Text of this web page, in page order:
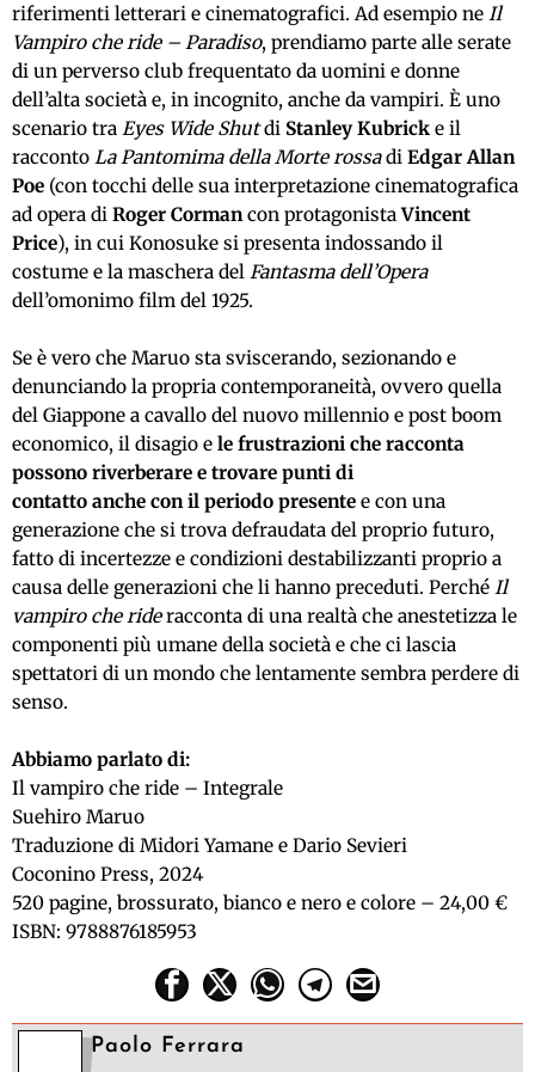
riferimenti letterari e cinematografici. Ad esempio ne Il
Vampiro che ride – Paradiso, prendiamo parte alle serate
di un perverso club frequentato da uomini e donne
dell’alta società e, in incognito, anche da vampiri. È uno
scenario tra Eyes Wide Shutdi Stanley Kubrick e il
racconto La Pantomima della Morte rossadi Edgar Allan
Poe (con tocchi delle sua interpretazione cinematografica
ad opera di Roger Corman con protagonista Vincent
Price), in cui Konosuke si presenta indossando il
costume e la maschera del Fantasma dell’Opera
dell’omonimo film del 1925.
Se è vero che Maruo sta sviscerando, sezionando e
denunciando la propria contemporaneità, ovvero quella
del Giappone a cavallo del nuovo millennio e post boom
economico, il disagio e le frustrazioni che racconta
possono riverberare e trovare punti di
contatto anche con il periodo presente e con una
generazione che si trova defraudata del proprio futuro,
fatto di incertezze e condizioni destabilizzanti proprio a
causa delle generazioni che li hanno preceduti. Perché Il
vampiro che rideracconta di una realtà che anestetizza le
componenti più umane della società e che ci lascia
spettatori di un mondo che lentamente sembra perdere di
senso.
Abbiamo parlato di:
Il vampiro che ride – Integrale
Suehiro Maruo
Traduzione di Midori Yamane e Dario Sevieri
Coconino Press, 2024
520 pagine, brossurato, bianco e nero e colore – 24,00 €
ISBN: 9788876185953
Paolo Ferrara